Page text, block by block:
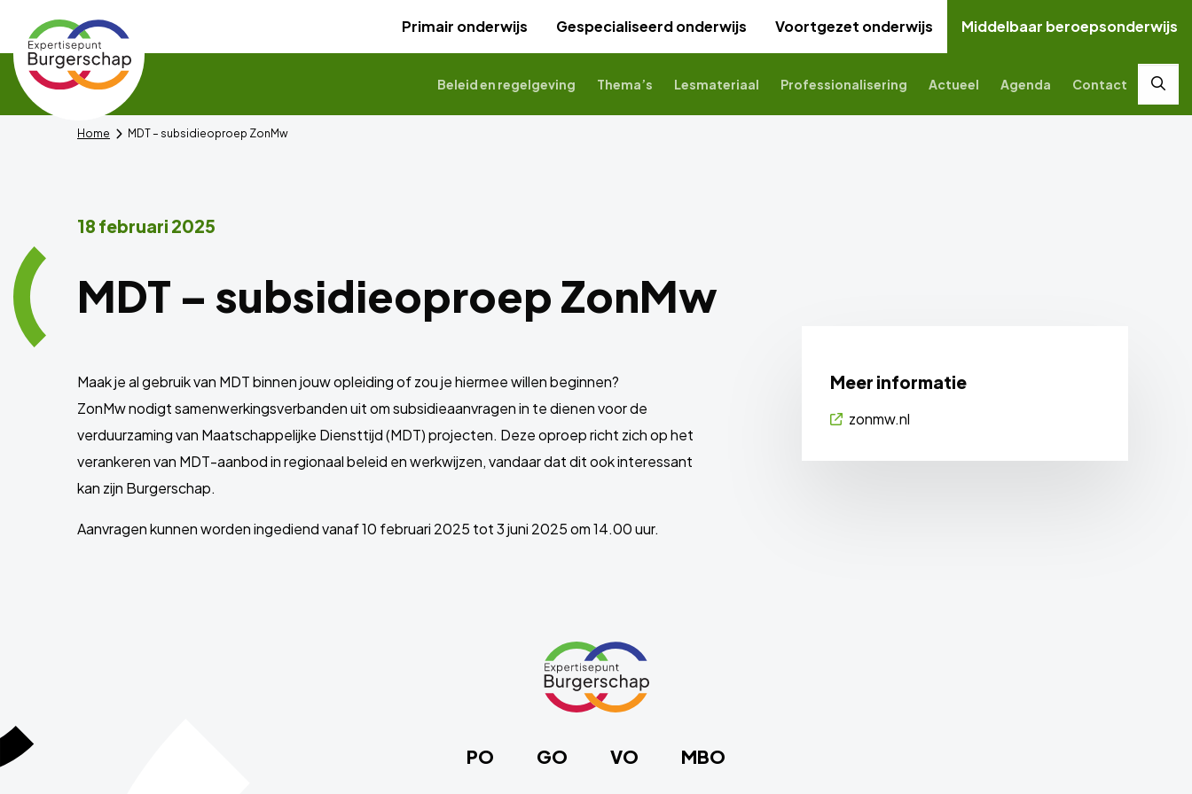
Expertisepunt
Burgerschap
Primair onderwijs Gespecialiseerd onderwijs Voortgezet onderwijs Middelbaar beroepsonderwijs
Beleid en regelgeving Thema’s Lesmateriaal Professionalisering Actueel Agenda Contact
Home MDT – subsidieoproep ZonMw
MDT – subsidieoproep ZonMw
18 februari 2025
Maak je al gebruik van MDT binnen jouw opleiding of zou je hiermee willen beginnen?
ZonMw nodigt samenwerkingsverbanden uit om subsidieaanvragen in te dienen voor de
verduurzaming van Maatschappelijke Diensttijd (MDT) projecten. Deze oproep richt zich op het
verankeren van MDT-aanbod in regionaal beleid en werkwijzen, vandaar dat dit ook interessant
kan zijn Burgerschap.
Aanvragen kunnen worden ingediend vanaf 10 februari 2025 tot 3 juni 2025 om 14.00 uur.
Meer informatie
zonmw.nl
PO GO VO MBO